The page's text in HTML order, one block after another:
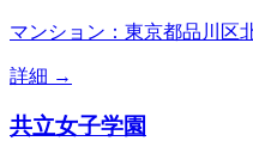
マンション：東京都品川区
詳細 →
共立女子学園